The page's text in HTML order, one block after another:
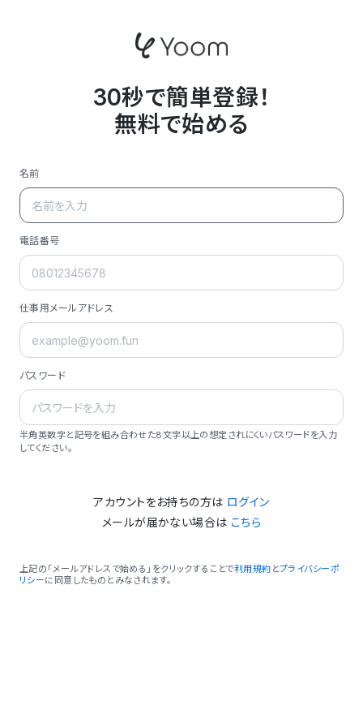
30秒で簡単登録！
無料で始める
名前
電話番号
仕事用メールアドレス
パスワード
半角英数字と記号を組み合わせた8文字以上の想定されにくいパスワードを入力
してください。
アカウントをお持ちの方は ログイン
メールが届かない場合は こちら
上記の「メールアドレスで始める」をクリックすることで利用規約 とプライバシーポ
リシーに同意したものとみなされます。